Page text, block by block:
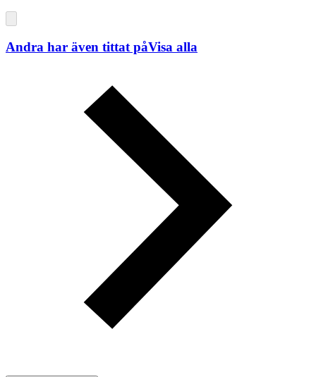
Andra har även tittat påVisa alla